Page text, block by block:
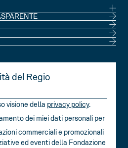
del Regio
visione della privacy policy.
dei miei dati personali per
commerciali e promozionali
ed eventi della Fondazione